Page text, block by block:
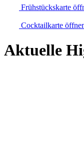
Frühstückskarte
Cocktailkarte
Aktuelle